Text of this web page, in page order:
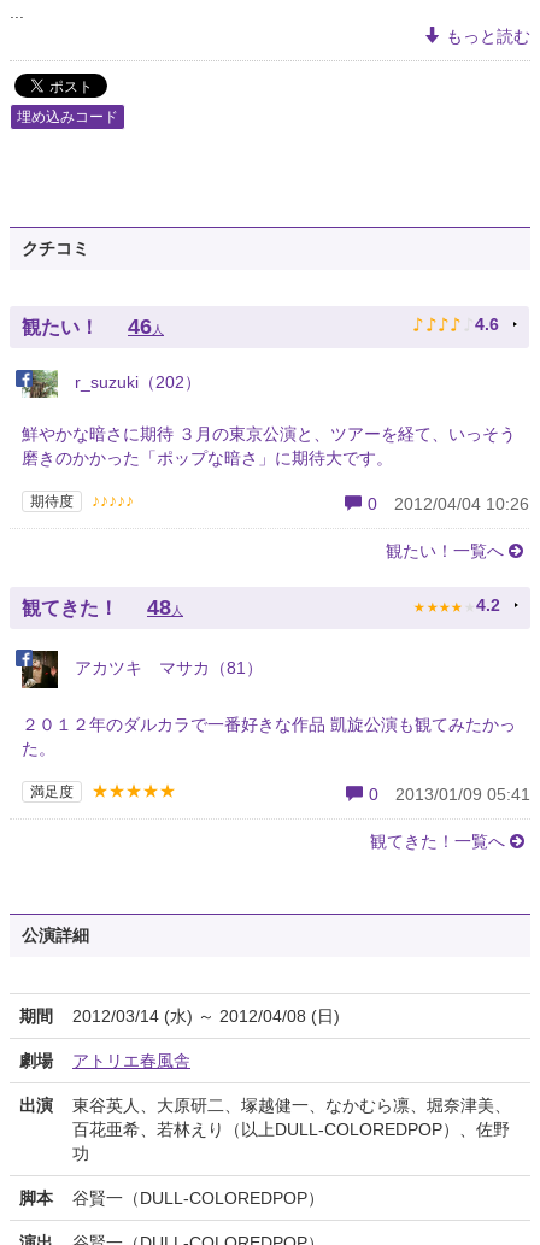
もっと読む
埋め込みコード
クチコミ
観たい！ 46人 ♪ ♪ ♪ ♪ ♪ 4.6
r_suzuki（202）
鮮やかな暗さに期待 ３月の東京公演と、ツアーを経て、いっそう
磨きのかかった「ポップな暗さ」に期待大です。
期待度 ♪♪♪♪♪ 0 2012/04/04 10:26
観たい！一覧へ
観てきた！ 48 人 ★ ★ ★ ★ ★ 4.2
アカツキ マサカ（81）
２０１２年のダルカラで一番好きな作品 凱旋公演も観てみたかっ
た。
満足度 ★★★★★ 0 2013/01/09 05:41
観てきた！一覧へ
公演詳細
期間 2012/03/14 (水) ～ 2012/04/08 (日)
劇場 アトリエ春風舎
出演
東谷英人、大原研二、塚越健一、なかむら凛、堀奈津美、
百花亜希、若林えり（以上DULL-COLOREDPOP）、佐野
功
脚本 谷賢一（DULL-COLOREDPOP）